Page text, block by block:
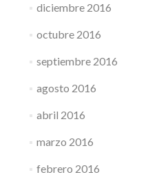
diciembre 2016
octubre 2016
septiembre 2016
agosto 2016
abril 2016
marzo 2016
febrero 2016